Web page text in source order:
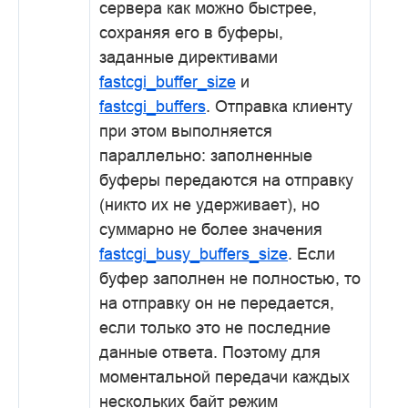
сервера как можно быстрее,
сохраняя его в буферы,
заданные директивами
fastcgi_buffer_size и
fastcgi_buffers. Отправка клиенту
при этом выполняется
параллельно: заполненные
буферы передаются на отправку
(никто их не удерживает), но
суммарно не более значения
fastcgi_busy_buffers_size. Если
буфер заполнен не полностью, то
на отправку он не передается,
если только это не последние
данные ответа. Поэтому для
моментальной передачи каждых
нескольких байт режим